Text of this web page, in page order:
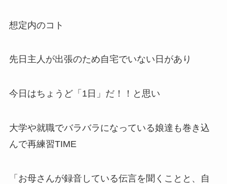
想定内のコト
先日主人が出張のため自宅でいない日があり
今日はちょうど「1日」だ！！と思い
大学や就職でバラバラになっている娘達も巻き込
んで再練習TIME
「お母さんが録音している伝言を聞くことと、自